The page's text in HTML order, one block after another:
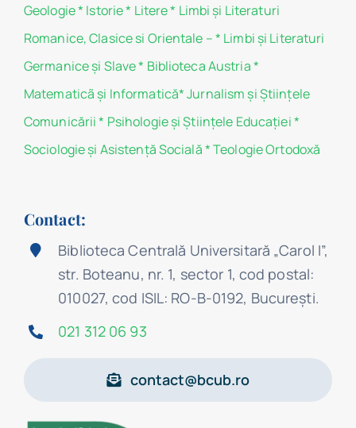
Geologie* Istorie* Litere* Limbi și Literaturi
Romanice, Clasice si Orientale –* Limbi și Literaturi
Germanice şi Slave* Biblioteca Austria*
Matematicã și Informatică*Jurnalism şi Ştiinţele
Comunicării * Psihologie şi Ştiinţele Educaţiei*
Sociologie şi Asistenţă Socială*Teologie Ortodoxă
Contact:
Biblioteca Centrală Universitară „Carol I”,
str. Boteanu, nr. 1, sector 1, cod postal:
010027, cod ISIL: RO-B-0192, Bucureşti.
021 312 06 93
contact@bcub.ro